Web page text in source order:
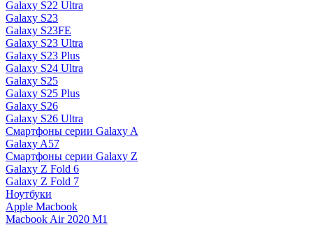
Galaxy S22 Ultra
Galaxy S23
Galaxy S23FE
Galaxy S23 Ultra
Galaxy S23 Plus
Galaxy S24 Ultra
Galaxy S25
Galaxy S25 Plus
Galaxy S26
Galaxy S26 Ultra
Смартфоны серии Galaxy A
Galaxy A57
Смартфоны серии Galaxy Z
Galaxy Z Fold 6
Galaxy Z Fold 7
Ноутбуки
Apple Macbook
Macbook Air 2020 M1